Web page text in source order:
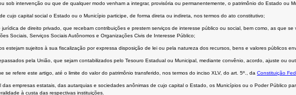
sob intervenção ou que de qualquer modo venham a integrar, provisória ou permanentemente, o patrimônio do Estado ou
cujo capital social o Estado ou o Município participe, de forma direta ou indireta, nos termos do ato constitutivo;
de direito privado, que recebam contribuições e prestem serviços de interesse público ou social, bem como, as que
Sociais, Serviços Sociais Autônomos e Organizações Civis de Interesse Público;
estejam sujeitos à sua fiscalização por expressa disposição de lei ou pela natureza dos recursos, bens e valores públicos
pela União, que sejam contabilizados pelo Tesouro Estadual ou Municipal, mediante convênio, acordo, ajuste ou
se refere este artigo, até o limite do valor do patrimônio transferido, nos termos do inciso XLV, do art. 5º., da Constituição
empresas estatais, das autarquias e sociedades anônimas de cujo capital o Estado, os Municípios ou o Poder Público
à custa das respectivas instituições.